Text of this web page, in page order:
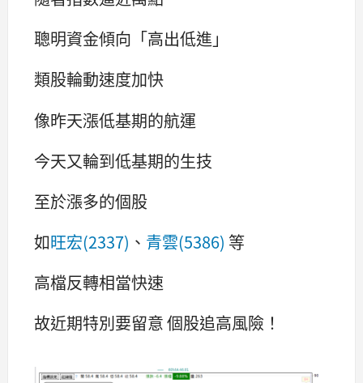
聰明資金傾向「高出低進」
類股輪動速度加快
像昨天漲低基期的航運
今天又輪到低基期的生技
至於漲多的個股
如旺宏(2337) 、 青雲(5386) 等
高檔反轉相當快速
故近期特別要留意 個股追高風險！